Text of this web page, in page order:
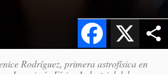
X
Facebook
Rodríguez, primera astrofísica en